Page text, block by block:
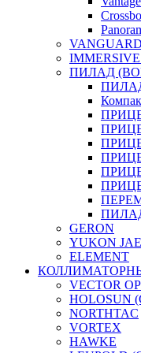
VANGUARD
IMMERSIVE
ПИЛАД
ПИЛАД
GERON
YUKON
ELEMENT
VECTOR
HOLOSUN
NORTHTAC
VORTEX
HAWKE